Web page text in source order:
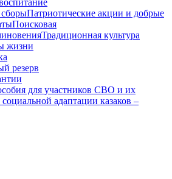
Патриотические акции и добрые
Поисковая
Традиционная культура
жизни
резерв
для участников СВО и их
адаптации казаков –